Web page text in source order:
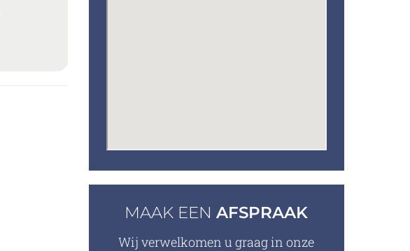
MAAK EENAFSPRAAK
Wij verwelkomen u graag in onze